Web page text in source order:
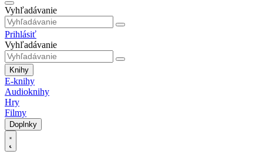
Vyhľadávanie
Prihlásiť
Vyhľadávanie
Knihy
E-knihy
Audioknihy
Hry
Filmy
Doplnky